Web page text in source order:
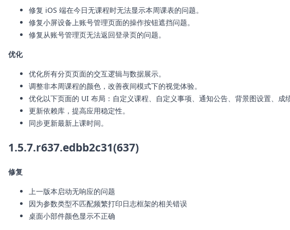
修复 iOS 端在今日无课程时无法显示本周课表的问题。
修复小屏设备上账号管理页面的操作按钮遮挡问题。
修复从账号管理页无法返回登录页的问题。
优化
优化所有分页页面的交互逻辑与数据展示。
调整非本周课程的颜色，改善夜间模式下的视觉体验。
优化以下页面的 UI 布局：自定义课程、自定义事项、通知公告、背景图设置、成
更新依赖库，提高应用稳定性。
同步更新最新上课时间。
1.5.7.r637.edbb2c31(637)
修复
上一版本启动无响应的问题
因为参数类型不匹配频繁打印日志框架的相关错误
桌面小部件颜色显示不正确